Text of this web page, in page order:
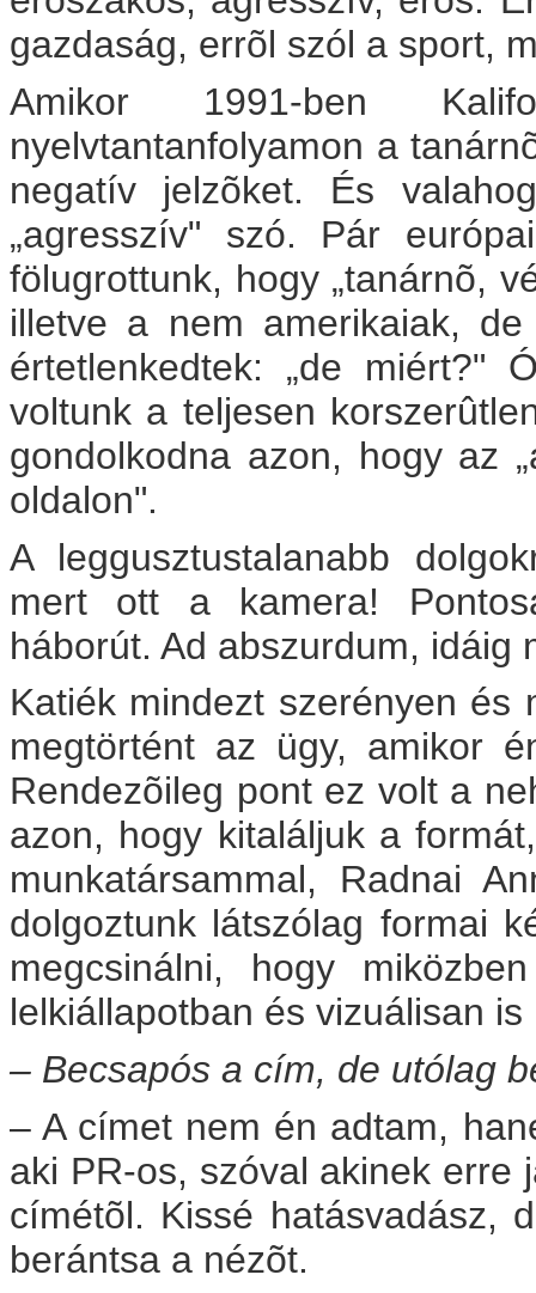
gazdaság, errõl szól a sport,
Amikor 1991-ben
nyelvtantanfolyamon a
negatív jelzõket. És
„agresszív" szó. Pár
fölugrottunk, hogy „tanárnõ,
illetve a nem amerikaiak,
értetlenkedtek: „de miért?"
voltunk a teljesen
gondolkodna azon, hogy az
oldalon".
A leggusztustalanabb
mert ott a kamera!
háborút. Ad abszurdum, idáig
Katiék mindezt szerényen és
megtörtént az ügy, amikor
Rendezõileg pont ez volt a
azon, hogy kitaláljuk a
munkatársammal, Radnai
dolgoztunk látszólag formai
megcsinálni, hogy
lelkiállapotban és vizuálisan
– Becsapós a cím, de utólag
– A címet nem én adtam,
aki PR-os, szóval akinek erre
címétõl. Kissé hatásvadász,
berántsa a nézõt.